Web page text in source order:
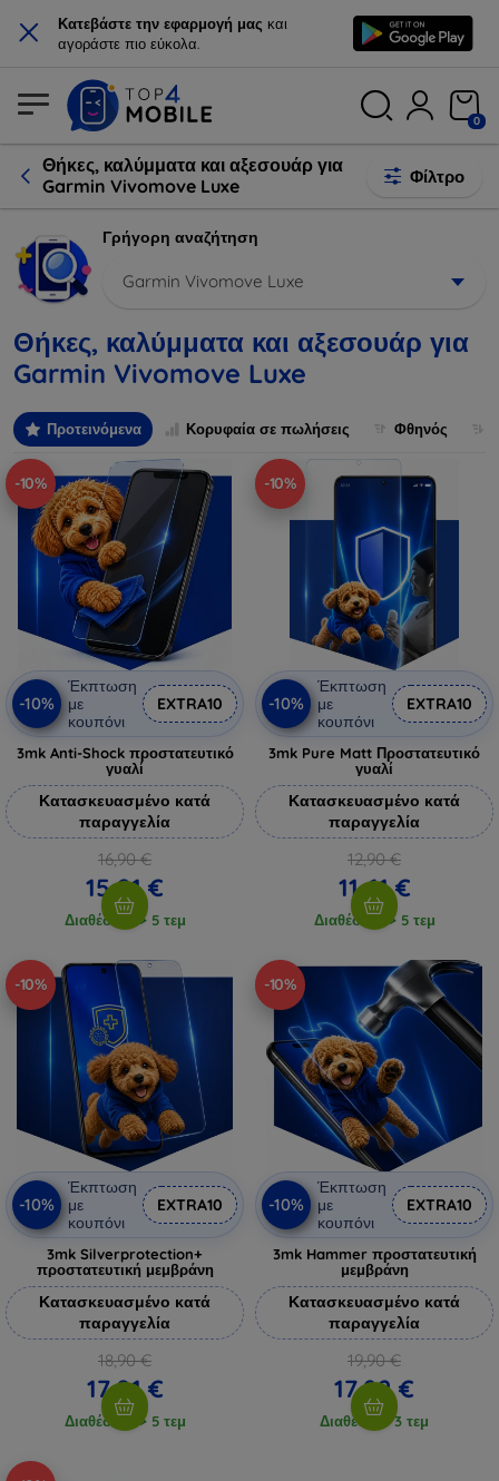
× Κατεβάστε την εφαρμογή μας και
αγοράστε πιο εύκολα.
0
Θήκες, καλύμματα και αξεσουάρ για
Garmin Vivomove Luxe
Φίλτρο
Γρήγορη αναζήτηση
Garmin Vivomove Luxe
Θήκες, καλύμματα και αξεσουάρ για
Garmin Vivomove Luxe
Προτεινόμενα Κορυφαία σε πωλήσεις Φθηνός
-10%
-10%
Έκπτωση
με
κουπόνι
EXTRA10
3mk Anti-Shock προστατευτικό
γυαλί
Κατασκευασμένο κατά
παραγγελία
16,90 €
15,21 €
Διαθέσιμο > 5 τεμ
-10%
-10%
Έκπτωση
με
κουπόνι
EXTRA10
3mk Pure Matt Προστατευτικό
γυαλί
Κατασκευασμένο κατά
παραγγελία
12,90 €
11,61 €
Διαθέσιμο > 5 τεμ
-10%
-10%
Έκπτωση
με
κουπόνι
EXTRA10
3mk Silverprotection+
προστατευτική μεμβράνη
Κατασκευασμένο κατά
παραγγελία
18,90 €
17,01 €
Διαθέσιμο > 5 τεμ
-10%
-10%
Έκπτωση
με
κουπόνι
EXTRA10
3mk Hammer προστατευτική
μεμβράνη
Κατασκευασμένο κατά
παραγγελία
19,90 €
17,92 €
Διαθέσιμο 3 τεμ